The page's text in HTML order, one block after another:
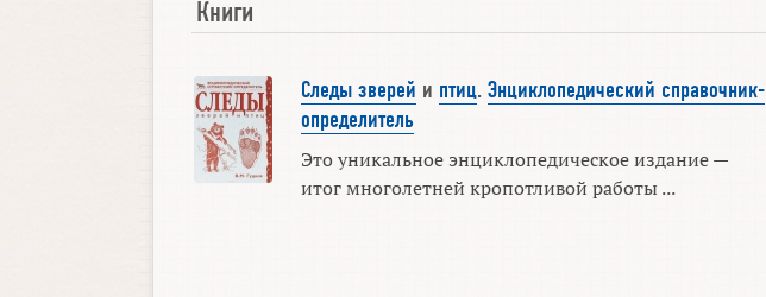
Книги
Следы зверей и птиц. Энциклопедический справочник-
определитель
Это уникальное энциклопедическое издание —
итог многолетней кропотливой работы ...